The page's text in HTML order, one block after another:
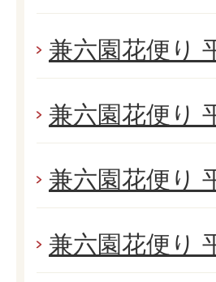
兼六園花便り
兼六園花便り
兼六園花便り
兼六園花便り